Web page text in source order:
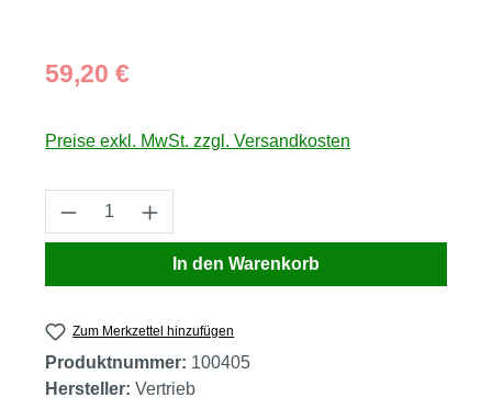
Regulärer Preis:
59,20 €
Preise exkl. MwSt. zzgl. Versandkosten
Produkt Anzahl: Gib den gewünschten
In den Warenkorb
Zum Merkzettel hinzufügen
Produktnummer: 100405
Hersteller: Vertrieb